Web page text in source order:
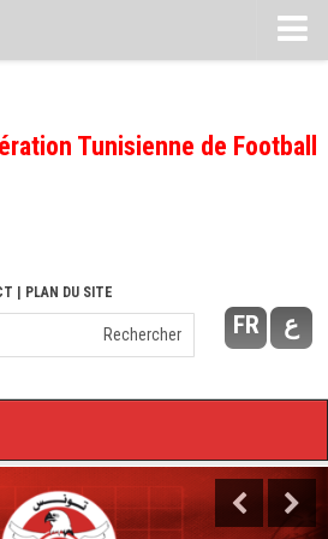
Tunisienne de Football
FR ع
| PLAN DU SITE